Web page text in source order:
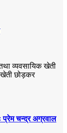
व्यवसायिक खेती
खेती छोड़कर
चन्द्र अग्रवाल